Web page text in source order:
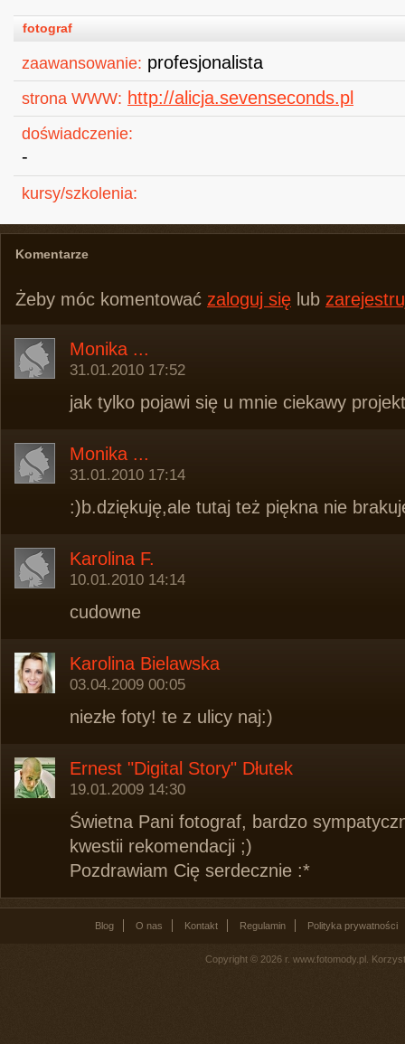
fotograf
zaawansowanie: profesjonalista
strona WWW: http://alicja.sevenseconds.pl
doświadczenie:
-
kursy/szkolenia:
Komentarze
Żeby móc komentować zaloguj się lub
Monika ...
31.01.2010 17:52
jak tylko pojawi się u mnie ciekawy
Monika ...
31.01.2010 17:14
:)b.dziękuję,ale tutaj też piękna nie
Karolina F.
10.01.2010 14:14
cudowne
Karolina Bielawska
03.04.2009 00:05
niezłe foty! te z ulicy naj:)
Ernest "Digital Story" Dłutek
19.01.2009 14:30
Świetna Pani fotograf, bardzo
kwestii rekomendacji ;)
Pozdrawiam Cię serdecznie :*
Blog O nas Kontakt Regulamin Polityka prywatności
Copyright © 2026 r. www.fotomody.pl.